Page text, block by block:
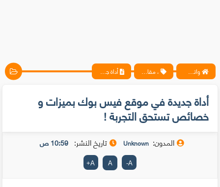
واتس آب ، فيسبوك ، أنترنت ، شروحات تقنية حصرية - المحترف ، مقالات أداة جديدة في موقع فيس بوك بميزات و خصائص تستحق التجربة !
أداة جديدة في موقع فيس بوك بميزات و
خصائص تستحق التجربة !
المدون: Unknown تاريخ النشر: 10:59 ص
A
-
A
A
+